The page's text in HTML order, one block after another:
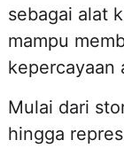
sebagai alat
mampu
kepercayaan
Mulai dari
hingga